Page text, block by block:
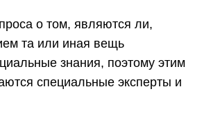
о том, являются ли,
та или иная вещь
знания, поэтому этим
специальные эксперты и